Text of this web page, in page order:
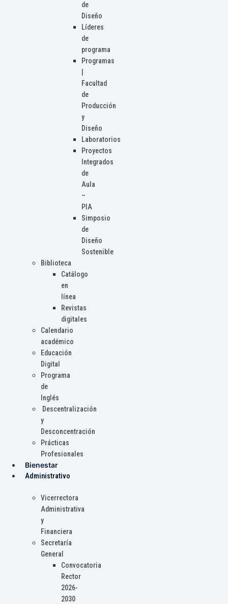
de
Diseño
Líderes
de
programa
Programas
Facultad
de
Producción
y
Diseño
Laboratorios
Proyectos
Integrados
de
Aula
–
PIA
Simposio
de
Diseño
Sostenible
Biblioteca
Catálogo
en
línea
Revistas
digitales
Calendario
académico
Educación
Digital
Programa
de
Inglés
Descentralización
y
Desconcentración
Prácticas
Profesionales
Bienestar
Administrativo
Vicerrectora
Administrativa
y
Financiera
Secretaría
General
Convocatoria
Rector
2026-
2030